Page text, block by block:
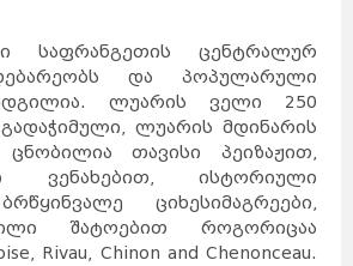
საფრანგეთის ცენტრალურ
და პოპულარული
ლუარის ველი 250
ლუარის მდინარის
თავისი პეიზაჟით,
ვენახებით, ისტორიული
ციხესიმაგრეები,
შატოებით როგორიცაა
Rivau, Chinon and Chenonceau.